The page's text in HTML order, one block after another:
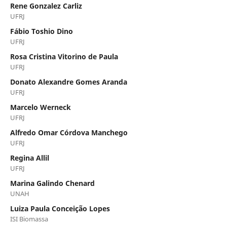
Rene Gonzalez Carliz
UFRJ
Fábio Toshio Dino
UFRJ
Rosa Cristina Vitorino de Paula
UFRJ
Donato Alexandre Gomes Aranda
UFRJ
Marcelo Werneck
UFRJ
Alfredo Omar Córdova Manchego
UFRJ
Regina Allil
UFRJ
Marina Galindo Chenard
UNAH
Luiza Paula Conceição Lopes
ISI Biomassa